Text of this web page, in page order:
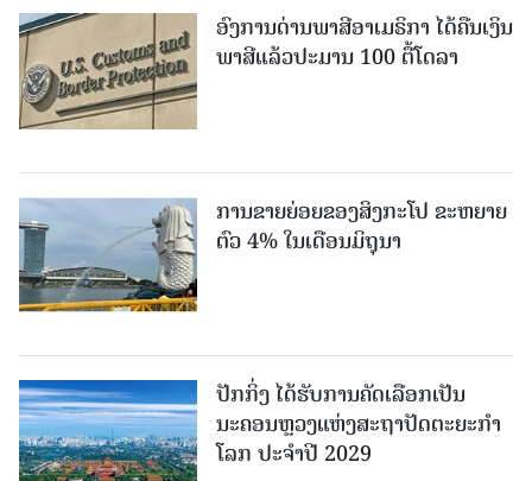
ອົງການດ່ານພາສີອາເມຣິກາ ໄດ້ຄືນເງິນ
ພາສີແລ້ວປະມານ 100 ຕື້ໂດລາ
ການຂາຍຍ່ອຍຂອງສິງກະໂປ ຂະຫຍາຍ
ຕົວ 4% ໃນເດືອນມິຖຸນາ
ປັກກິ່ງ ໄດ້ຮັບການຄັດເລືອກເປັນ
ນະຄອນຫຼວງແຫ່ງສະຖາປັດຕະຍະກຳ
ໂລກ ປະຈຳປີ 2029